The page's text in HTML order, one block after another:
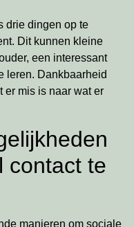
drie dingen op te
Dit kunnen kleine
een interessant
leren. Dankbaarheid
er mis is naar wat er
contact te
manieren om sociale